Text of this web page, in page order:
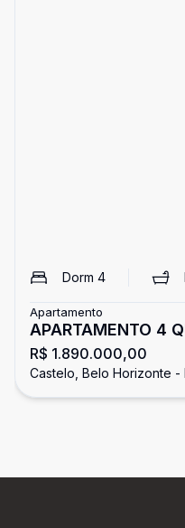
Dorm 4
Apartamento
APARTAMENTO 4
| BAIRRO CASTELO
R$ 1.890.000,00
Castelo, Belo Horizonte -